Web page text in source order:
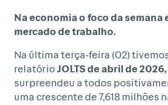
Na economia o foco da semana
mercado de trabalho.
Na última terça-feira (02)
relatórioJOLTS de abril de 2026,
surpreendeu a todos
uma crescente de 7,618 milhões